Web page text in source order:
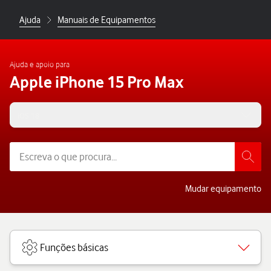
Ajuda Manuais de Equipamentos
Ajuda e apoio para
Apple iPhone 15 Pro Max
Mudar equipamento
Funções básicas